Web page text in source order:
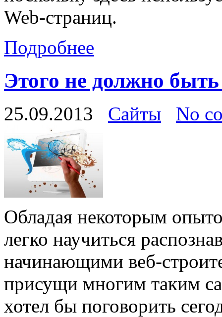
Web-страниц.
Подробнее
Этого не должно
25.09.2013 Сайты No
Обладая некоторым
легко научиться
начинающими веб-
присущи многим таким
хотел бы поговорить